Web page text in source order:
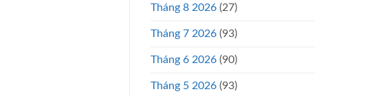
Tháng 8 2026 (27)
Tháng 7 2026 (93)
Tháng 6 2026 (90)
Tháng 5 2026 (93)